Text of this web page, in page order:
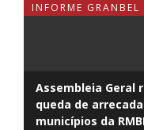
INFORME GRANBEL
Assembleia Geral
queda de
municípios da